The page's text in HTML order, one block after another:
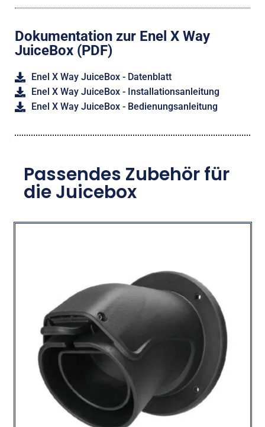
Dokumentation zur Enel X Way
JuiceBox (PDF)
Enel X Way JuiceBox - Datenblatt
Enel X Way JuiceBox - Installationsanleitung
Enel X Way JuiceBox - Bedienungsanleitung
Passendes Zubehör für
die Juicebox